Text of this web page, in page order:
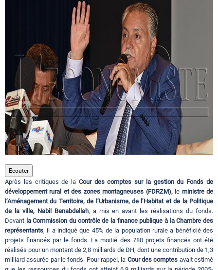
Circuits touristiques
Tourisme
Régions
Hotels
Evenements
Contact
Ecouter
Après les critiques de la Cour des comptes sur la gestion du Fonds de
développement rural et des zones montagneuses (FDRZM),le ministre de
l’Aménagement du Territoire, de l’Urbanisme, de l’Habitat et de la Politique
de la ville, Nabil Benabdellah, a mis en avant les réalisations du fonds.
Devant la Commission du contrôle de la finance publique à la Chambre des
représentants, il a indiqué que 45% de la population rurale a bénéficié des
projets financés par le fonds. La moitié des 780 projets financés ont été
réalisés pour un montant de 2,8 milliards de DH, dont une contribution de 1,3
milliard assurée par le fonds. Pour rappel, la Cour des comptes avait estimé